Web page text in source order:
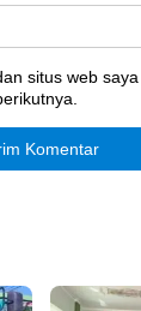
situs web